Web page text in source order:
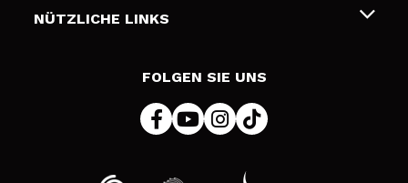
Zahlung
Bedingungen und Datenschutz
NÜTZLICHE LINKS
FOLGEN SIE UNS